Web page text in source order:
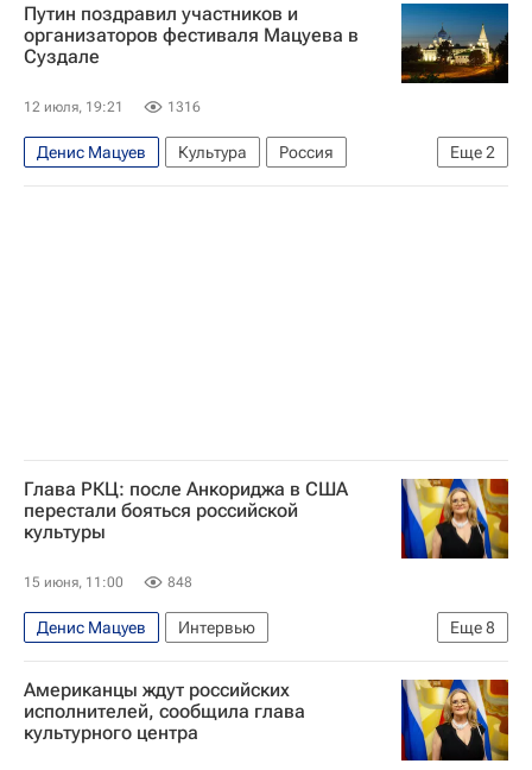
Людвиг ван Бетховен
Сергей Прокофьев
Большой театр
Путин поздравил участников и
организаторов фестиваля Мацуева в
Суздале
12 июля, 19:21 1316
Еще2
Денис Мацуев Культура
Россия
Суздаль
Владимир Путин
Глава РКЦ: после Анкориджа в США
перестали бояться российской
культуры
15 июня, 11:00 848
Еще8
Денис Мацуев
Интервью
Интервью - Авторы
США
Россия
Вашингтон (штат)
Дональд Трамп
Федеральное агентство по делам Содружества Независимых Государств, соотечественников, проживающих за рубежом, и по международному гуманитарному сотрудничеству (Россотрудничество)
Американцы ждут российских
исполнителей, сообщила глава
культурного центра